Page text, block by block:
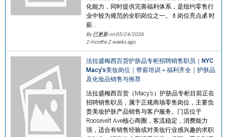
化能力，同时提供完善福利体系，是纽约零售行
业中较为规范的全职岗位之一。💄岗位亮点💰 时
薪…
By 已更新 on05/24/2026
2 months 2 weeks ago
法拉盛梅西百货护肤品专柜招聘销售职员｜NYC
Macy’s美妆岗位｜带薪培训＋福利齐全｜护肤品
及化妆品销售与推荐
法拉盛梅西百货（Macy’s）护肤品专柜目前正在
招聘销售职员，属于正规商场零售岗位，主要负
责美妆护肤产品销售与客户服务。门店位于
Roosevelt Ave核心商圈，客流稳定，消费能力
强，适合有销售经验或对美妆行业感兴趣的求职